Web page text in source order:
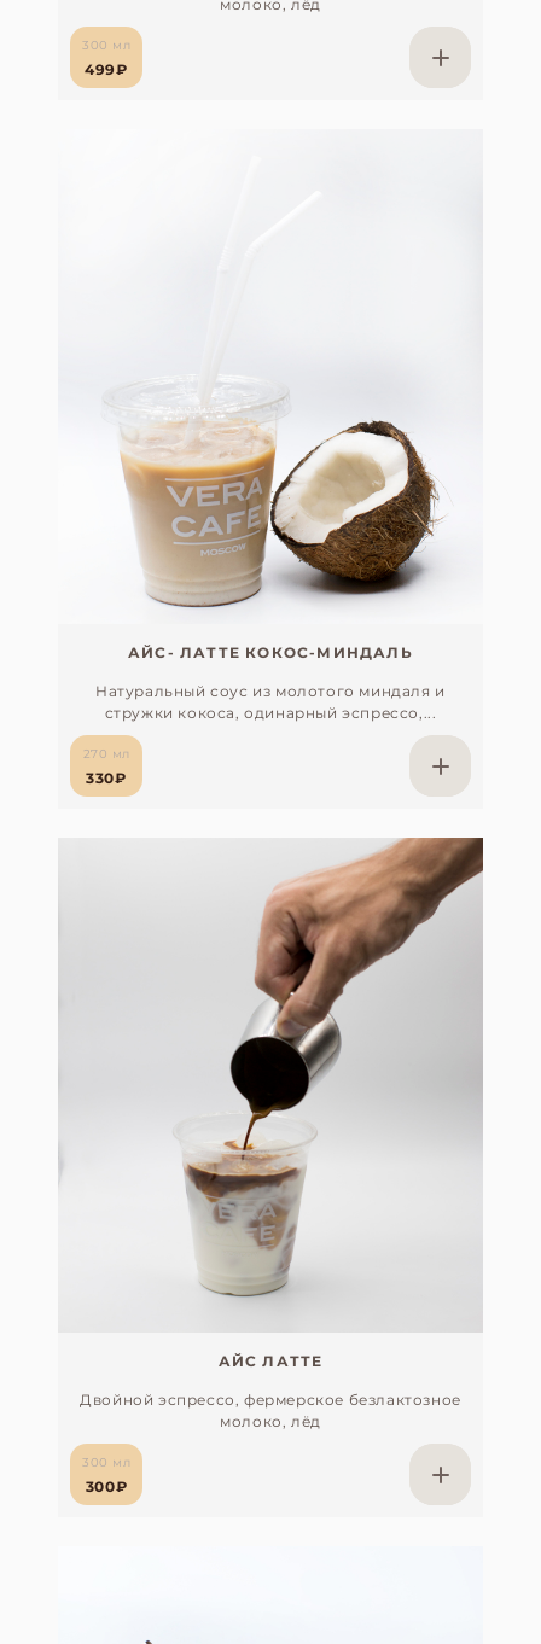
молоко, лёд
300 мл
499₽
АЙС- ЛАТТЕ КОКОС-МИНДАЛЬ
Натуральный соус из молотого миндаля и
стружки кокоса, одинарный эспрессо,...
270 мл
330₽
АЙС ЛАТТЕ
Двойной эспрессо, фермерское безлактозное
молоко, лёд
300 мл
300₽